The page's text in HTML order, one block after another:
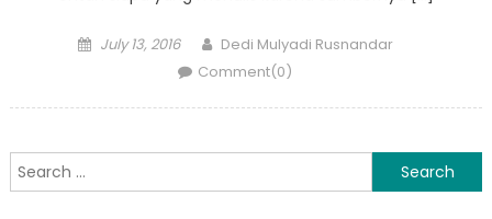
Posted
July 13, 2016 Author
Dedi Mulyadi Rusnandar
Comment(0)
Search
for: